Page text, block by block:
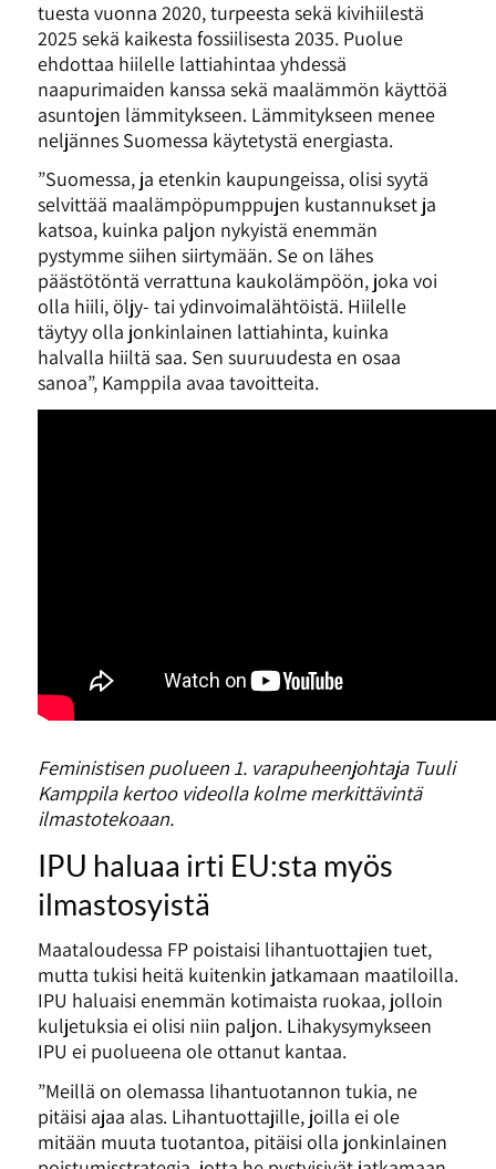
tuesta vuonna 2020, turpeesta sekä kivihiilestä
2025 sekä kaikesta fossiilisesta 2035. Puolue
ehdottaa hiilelle lattiahintaa yhdessä
naapurimaiden kanssa sekä maalämmön käyttöä
asuntojen lämmitykseen. Lämmitykseen menee
neljännes Suomessa käytetystä energiasta.
”Suomessa, ja etenkin kaupungeissa, olisi syytä
selvittää maalämpöpumppujen kustannukset ja
katsoa, kuinka paljon nykyistä enemmän
pystymme siihen siirtymään. Se on lähes
päästötöntä verrattuna kaukolämpöön, joka voi
olla hiili, öljy- tai ydinvoimalähtöistä. Hiilelle
täytyy olla jonkinlainen lattiahinta, kuinka
halvalla hiiltä saa. Sen suuruudesta en osaa
sanoa”, Kamppila avaa tavoitteita.
Feministisen puolueen 1. varapuheenjohtaja Tuuli
Kamppila kertoo videolla kolme merkittävintä
ilmastotekoaan.
IPU haluaa irti EU:sta myös
ilmastosyistä
Maataloudessa FP poistaisi lihantuottajien tuet,
mutta tukisi heitä kuitenkin jatkamaan maatiloilla.
IPU haluaisi enemmän kotimaista ruokaa, jolloin
kuljetuksia ei olisi niin paljon. Lihakysymykseen
IPU ei puolueena ole ottanut kantaa.
”Meillä on olemassa lihantuotannon tukia, ne
pitäisi ajaa alas. Lihantuottajille, joilla ei ole
mitään muuta tuotantoa, pitäisi olla jonkinlainen